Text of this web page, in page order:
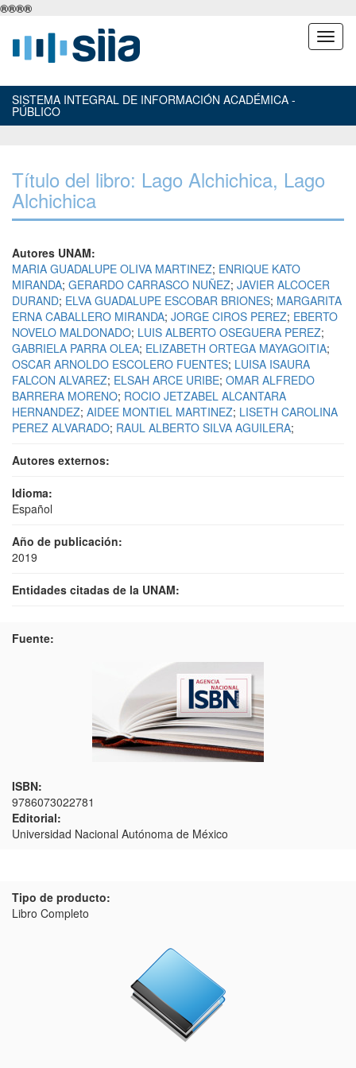
®®®®
SISTEMA INTEGRAL DE INFORMACIÓN ACADÉMICA -
PÚBLICO
Título del libro: Lago Alchichica, Lago
Alchichica
Autores UNAM:
MARIA GUADALUPE OLIVA MARTINEZ; ENRIQUE KATO
MIRANDA; GERARDO CARRASCO NUÑEZ; JAVIER ALCOCER
DURAND; ELVA GUADALUPE ESCOBAR BRIONES; MARGARITA
ERNA CABALLERO MIRANDA; JORGE CIROS PEREZ; EBERTO
NOVELO MALDONADO; LUIS ALBERTO OSEGUERA PEREZ;
GABRIELA PARRA OLEA; ELIZABETH ORTEGA MAYAGOITIA;
OSCAR ARNOLDO ESCOLERO FUENTES; LUISA ISAURA
FALCON ALVAREZ; ELSAH ARCE URIBE; OMAR ALFREDO
BARRERA MORENO; ROCIO JETZABEL ALCANTARA
HERNANDEZ; AIDEE MONTIEL MARTINEZ; LISETH CAROLINA
PEREZ ALVARADO; RAUL ALBERTO SILVA AGUILERA;
Autores externos:
Idioma:
Español
Año de publicación:
2019
Entidades citadas de la UNAM:
Fuente:
ISBN:
9786073022781
Editorial:
Universidad Nacional Autónoma de México
Tipo de producto:
Libro Completo